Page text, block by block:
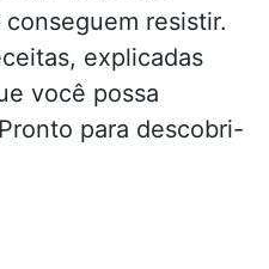
resistir.
explicadas
você possa
para descobri-